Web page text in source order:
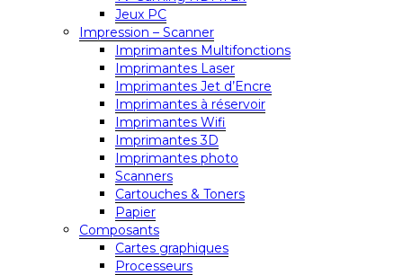
Jeux PC
Impression – Scanner
Imprimantes Multifonctions
Imprimantes Laser
Imprimantes Jet d’Encre
Imprimantes à réservoir
Imprimantes Wifi
Imprimantes 3D
Imprimantes photo
Scanners
Cartouches & Toners
Papier
Composants
Cartes graphiques
Processeurs